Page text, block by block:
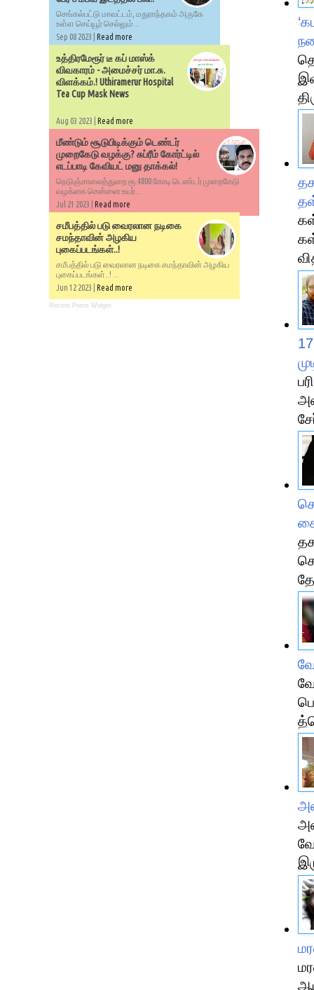
செங்கல்பட்டு மாவட்டம், மதுராந்தகம் அருகே
உள்ள செய்யூர் செல்லும்...
Sep 08 2023 | Read more
உத்திரமேரூர் டீ கப் மாஸ்க்
விவகாரம் - அமைச்சர் மா.சு.
விளக்கம்.! Uthiramerur Hospital
Tea Cup Mask News
Aug 03 2023 | Read more
மீண்டும் சூடுபிடிக்கும் டெண்டர்
முறைகேடு வழக்கு? சுப்ரீம் கோர்ட்டில்
எடப்பாடி கேவியட் மனு தாக்கல்!
நெடுஞ்சாலைத்துறை ரூ.4800 கோடி டெண்டர் முறைகேடு
வழக்கை சென்னை உயர்...
Jul 21 2023 | Read more
சமீபத்தில் படு வைரலான நடிகை
சமந்தாவின் அழகிய
புகைப்படங்கள்..!
சமீபத்தில் படு வைரலான நடிகை சமந்தாவின் அழகிய
புகைப்படங்கள்..! ...
Jun 12 2023 | Read more
Recent Posts Widget